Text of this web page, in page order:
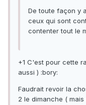
De toute façon y
ceux qui sont
contenter tout le
+1 C'est pour cette
aussi ) :bory:
Faudrait revoir la
2 le dimanche (